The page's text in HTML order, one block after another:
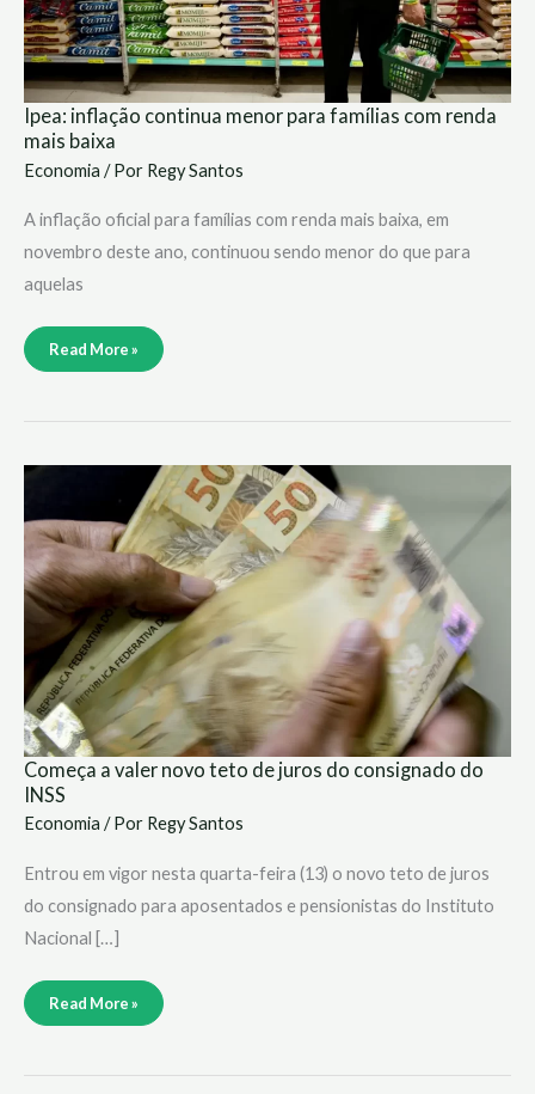
Ipea: inflação continua menor para famílias com renda
mais baixa
Economia / Por Regy Santos
A inflação oficial para famílias com renda mais baixa, em
novembro deste ano, continuou sendo menor do que para
aquelas
Read More »
Começa a valer novo teto de juros do consignado do
INSS
Economia / Por Regy Santos
Entrou em vigor nesta quarta-feira (13) o novo teto de juros
do consignado para aposentados e pensionistas do Instituto
Nacional […]
Começa
novo
teto
de
juros
do
consignado
do
INSS
Read More »